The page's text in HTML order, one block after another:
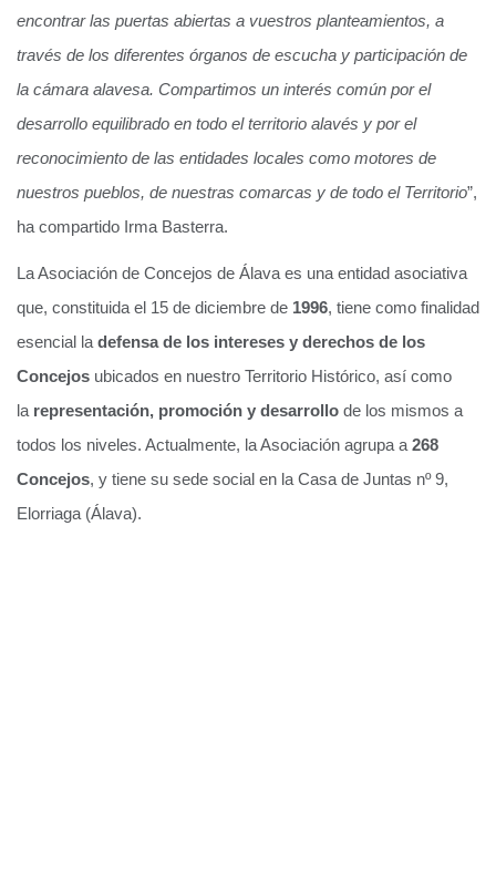
encontrar las puertas abiertas a vuestros planteamientos, a
través de los diferentes órganos de escucha y participación de
la cámara alavesa. Compartimos un interés común por el
desarrollo equilibrado en todo el territorio alavés y por el
reconocimiento de las entidades locales como motores de
nuestros pueblos, de nuestras comarcas y de todo el Territorio”,
ha compartido Irma Basterra.
La Asociación de Concejos de Álava es una entidad asociativa
que, constituida el 15 de diciembre de 1996, tiene como finalidad
esencial la defensa de los intereses y derechos de los
Concejos ubicados en nuestro Territorio Histórico, así como
la representación, promoción y desarrollo de los mismos a
todos los niveles. Actualmente, la Asociación agrupa a 268
Concejos, y tiene su sede social en la Casa de Juntas nº 9,
Elorriaga (Álava).